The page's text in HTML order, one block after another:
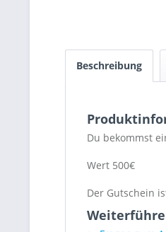
Beschreibung
Du bekommst
Wert 500€
Der Gutschein